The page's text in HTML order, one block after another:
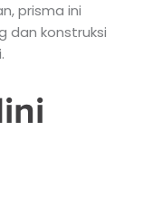
prisma ini
dan konstruksi